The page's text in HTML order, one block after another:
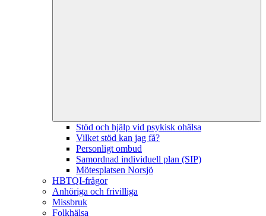
Stöd och hjälp vid psykisk ohälsa
Vilket stöd kan jag få?
Personligt ombud
Samordnad individuell plan (SIP)
Mötesplatsen Norsjö
HBTQI-frågor
Anhöriga och frivilliga
Missbruk
Folkhälsa